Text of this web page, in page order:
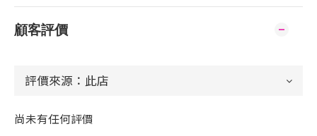
顧客評價
尚未有任何評價